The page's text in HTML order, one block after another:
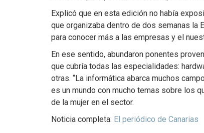
Explicó que en esta edición no había
que organizaba dentro de dos semanas la
para conocer más a las empresas y el
En ese sentido, abundaron ponentes
que cubría todas las especialidades:
otras. “La informática abarca muchos
es un mundo con mucho temas sobre los
de la mujer en el sector.
Noticia completa: El periódico de Canarias